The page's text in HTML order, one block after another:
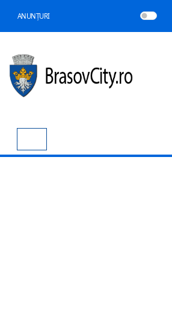
ANUNȚURI